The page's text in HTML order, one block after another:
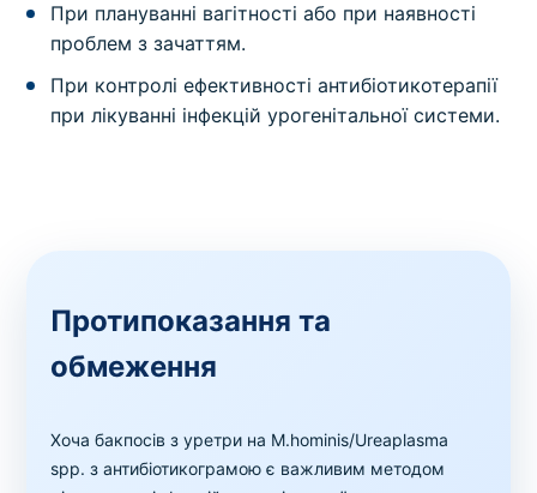
При плануванні вагітності або при наявності
проблем з зачаттям.
При контролі ефективності антибіотикотерапії
при лікуванні інфекцій урогенітальної системи.
Протипоказання та
обмеження
Хоча бакпосів з уретри на M.hominis/Ureaplasma
spp. з антибіотикограмою є важливим методом